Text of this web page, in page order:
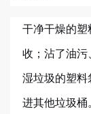
干净干燥的塑
收；沾了油污
湿垃圾的塑
进其他垃圾桶